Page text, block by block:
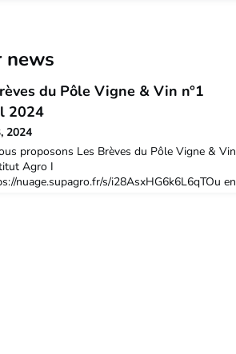
news
du Pôle Vigne & Vin n°1
2024
2024
proposons Les Brèves du Pôle Vigne & Vin
Agro I
nuage.supagro.fr/s/i28AsxHG6k6L6qTOu en